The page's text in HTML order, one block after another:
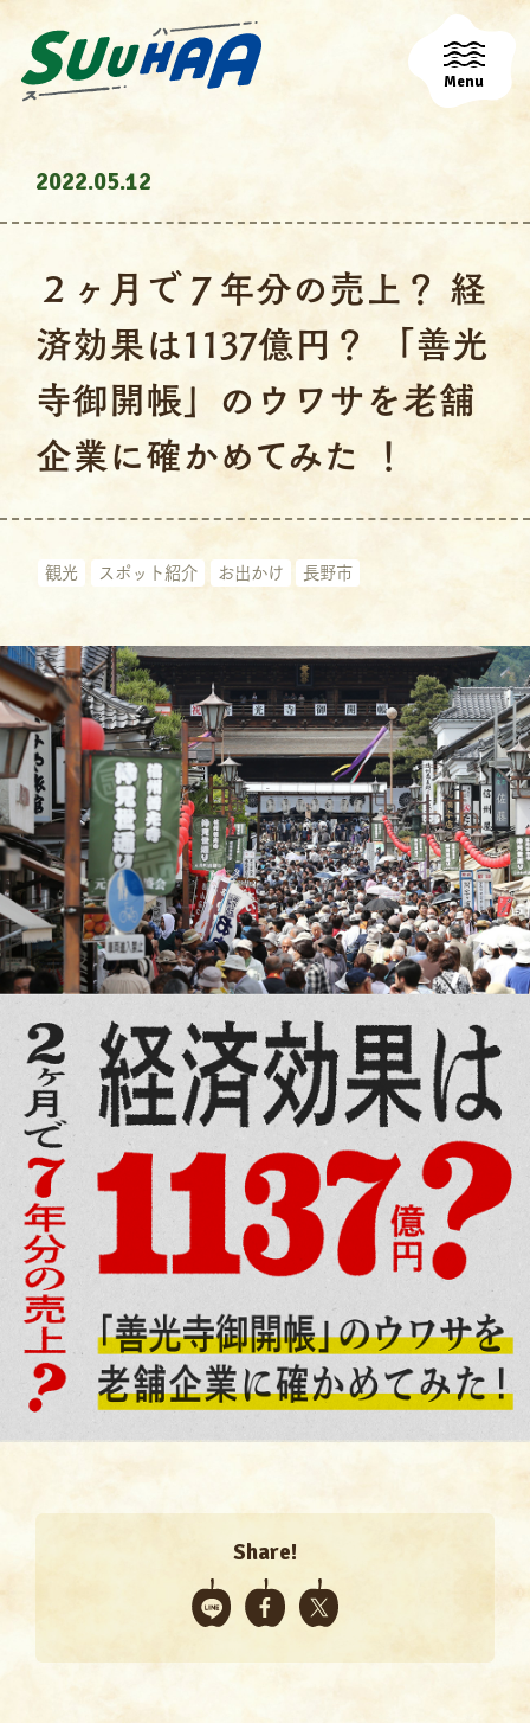
Menu
2022.05.12
２ヶ月で７年分の売上？ 経
済効果は1137億円？ 「善光
寺御開帳」のウワサを老舗
企業に確かめてみた ！
観光 スポット紹介 お出かけ 長野市
Share!